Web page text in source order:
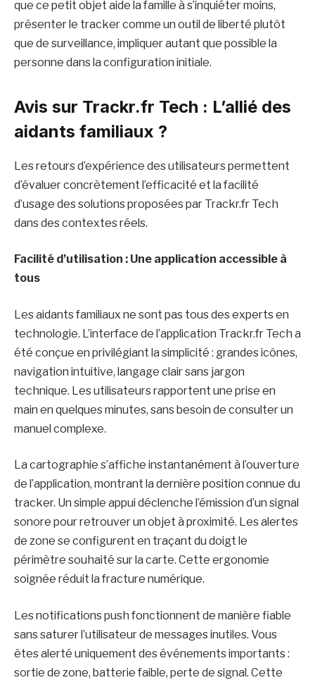
que ce petit objet aide la famille à s’inquiéter moins,
présenter le tracker comme un outil de liberté plutôt
que de surveillance, impliquer autant que possible la
personne dans la configuration initiale.
Avis sur Trackr.fr Tech : L’allié des
aidants familiaux ?
Les retours d’expérience des utilisateurs permettent
d’évaluer concrètement l’efficacité et la facilité
d’usage des solutions proposées par Trackr.fr Tech
dans des contextes réels.
Facilité d’utilisation : Une application accessible à
tous
Les aidants familiaux ne sont pas tous des experts en
technologie. L’interface de l’application Trackr.fr Tech a
été conçue en privilégiant la simplicité : grandes icônes,
navigation intuitive, langage clair sans jargon
technique. Les utilisateurs rapportent une prise en
main en quelques minutes, sans besoin de consulter un
manuel complexe.
La cartographie s’affiche instantanément à l’ouverture
de l’application, montrant la dernière position connue du
tracker. Un simple appui déclenche l’émission d’un signal
sonore pour retrouver un objet à proximité. Les alertes
de zone se configurent en traçant du doigt le
périmètre souhaité sur la carte. Cette ergonomie
soignée réduit la fracture numérique.
Les notifications push fonctionnent de manière fiable
sans saturer l’utilisateur de messages inutiles. Vous
êtes alerté uniquement des événements importants :
sortie de zone, batterie faible, perte de signal. Cette